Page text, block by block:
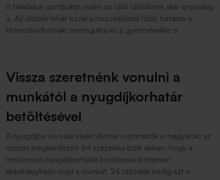
ő feladatuk gondjukat viselni az idős szülőknek akár anyagilag
is. Az idősek tehát ezzel a hozzáállással több forrásra is
támaszkodhatnak: önmagukra és a gyermekeikre is.
Vissza szeretnénk vonulni a
munkától a nyugdíjkorhatár
betöltésével
A nyugdíjba vonulás idejét illetően optimisták a magyarok: az
összes megkérdezett 54 százaléka bízik abban, hogy a
mindenkori nyugdíjkorhatár betöltésével teljesen
abbahagyhatja majd a munkát, 24 százalék pedig azt is